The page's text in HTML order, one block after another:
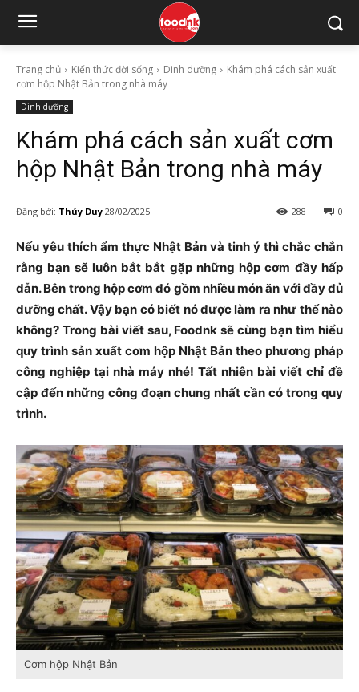
Trang chủ Kiến thức đời sống Dinh dưỡng
Khám phá cách sản xuất
cơm hộp Nhật Bản trong nhà máy
Dinh dưỡng
Khám phá cách sản xuất cơm
hộp Nhật Bản trong nhà máy
Đăng bởi: Thúy Duy 28/02/2025 0
288
Nếu yêu thích ẩm thực Nhật Bản và tinh ý thì chắc chắn
rằng bạn sẽ luôn bắt bắt gặp những hộp cơm đầy hấp
dẫn. Bên trong hộp cơm đó gồm nhiều món ăn với đầy đủ
dưỡng chất. Vậy bạn có biết nó được làm ra như thế nào
không? Trong bài viết sau, Foodnk sẽ cùng bạn tìm hiểu
quy trình sản xuất cơm hộp Nhật Bản theo phương pháp
công nghiệp tại nhà máy nhé! Tất nhiên bài viết chỉ đề
cập đến những công đoạn chung nhất cần có trong quy
trình.
Cơm hộp Nhật Bản